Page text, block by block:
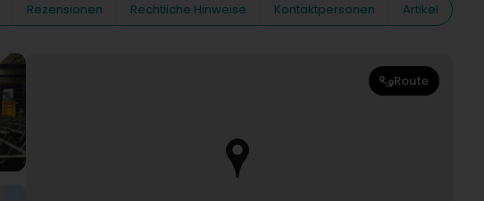
Rezensionen Rechtliche Hinweise Kontaktpersonen
Artikel
Route